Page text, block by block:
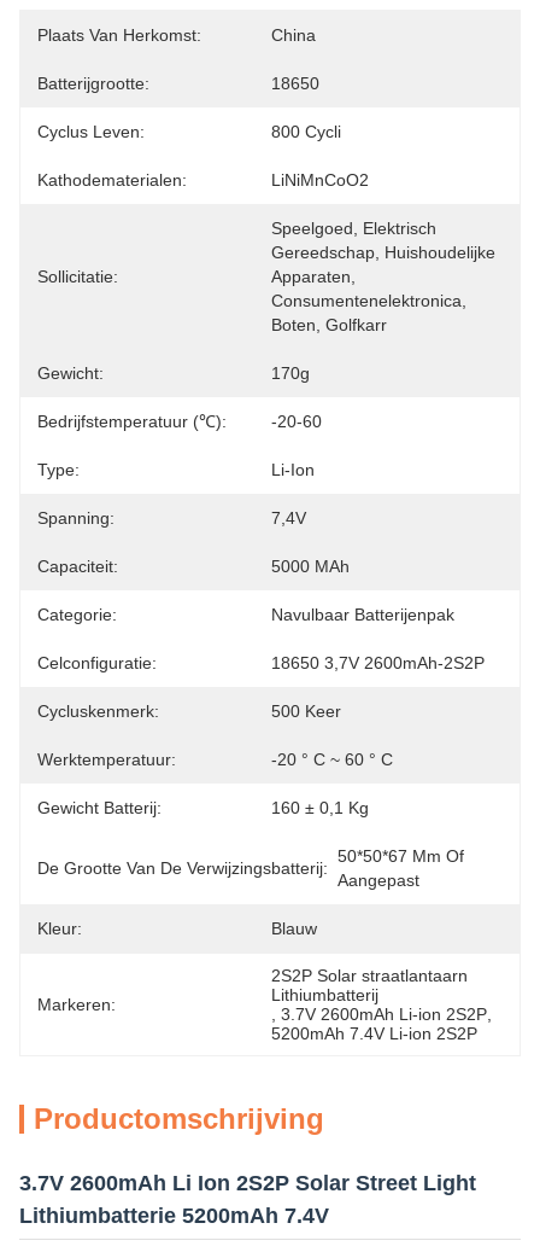
Plaats Van Herkomst: China
Batterijgrootte: 18650
Cyclus Leven: 800 Cycli
Kathodematerialen: LiNiMnCoO2
Sollicitatie:
Speelgoed, Elektrisch
Gereedschap, Huishoudelijke
Apparaten,
Consumentenelektronica,
Boten, Golfkarr
Gewicht: 170g
Bedrijfstemperatuur (℃): -20-60
Type: Li-Ion
Spanning: 7,4V
Capaciteit: 5000 MAh
Categorie: Navulbaar Batterijenpak
Celconfiguratie: 18650 3,7V 2600mAh-2S2P
Cycluskenmerk: 500 Keer
Werktemperatuur: -20 ° C ~ 60 ° C
Gewicht Batterij: 160 ± 0,1 Kg
De Grootte Van De Verwijzingsbatterij:
50*50*67 Mm Of
Aangepast
Kleur: Blauw
Markeren:
2S2P Solar straatlantaarn
Lithiumbatterij
3.7V 2600mAh Li-ion 2S2P
5200mAh 7.4V Li-ion 2S2P
Productomschrijving
3.7V 2600mAh Li Ion 2S2P Solar Street Light
Lithiumbatterie 5200mAh 7.4V